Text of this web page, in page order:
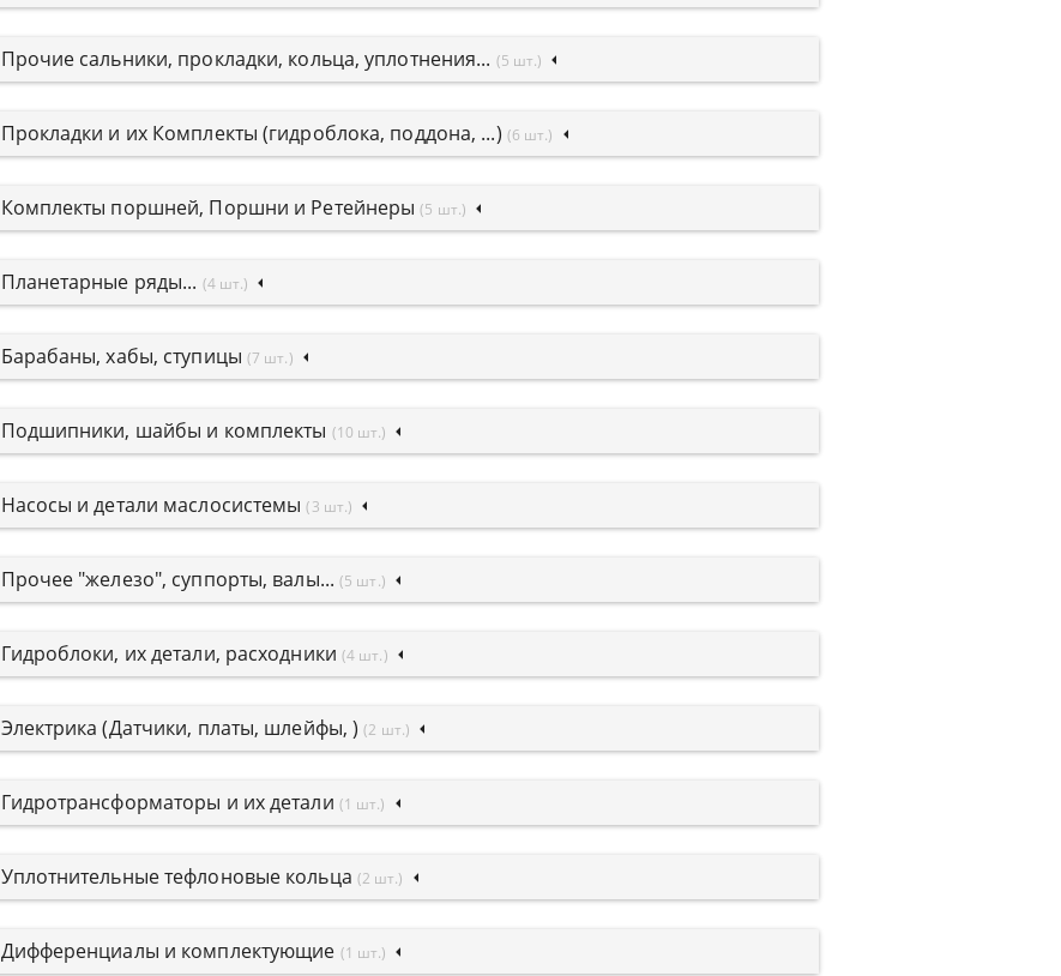
Прочие сальники, прокладки, кольца, уплотнения... (5 шт.)
Прокладки и их Комплекты (гидроблока, поддона, ...) (6 шт.)
Комплекты поршней, Поршни и Ретейнеры(5 шт.)
Планетарные ряды... (4 шт.)
Барабаны, хабы, ступицы (7 шт.)
Подшипники, шайбы и комплекты (10 шт.)
Насосы и детали маслосистемы(3 шт.)
Прочее "железо", суппорты, валы... (5 шт.)
Гидроблоки, их детали, расходники (4 шт.)
Электрика (Датчики, платы, шлейфы, )(2 шт.)
Гидротрансформаторы и их детали (1 шт.)
Уплотнительные тефлоновые кольца (2 шт.)
Дифференциалы и комплектующие (1 шт.)